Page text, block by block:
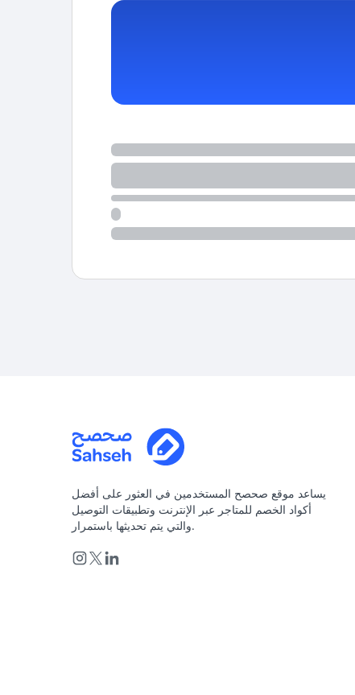
يساعد موقع صحصح المستخدمين في العثور على أفضل
أكواد الخصم للمتاجر عبر الإنترنت وتطبيقات التوصيل
والتي يتم تحديثها باستمرار.